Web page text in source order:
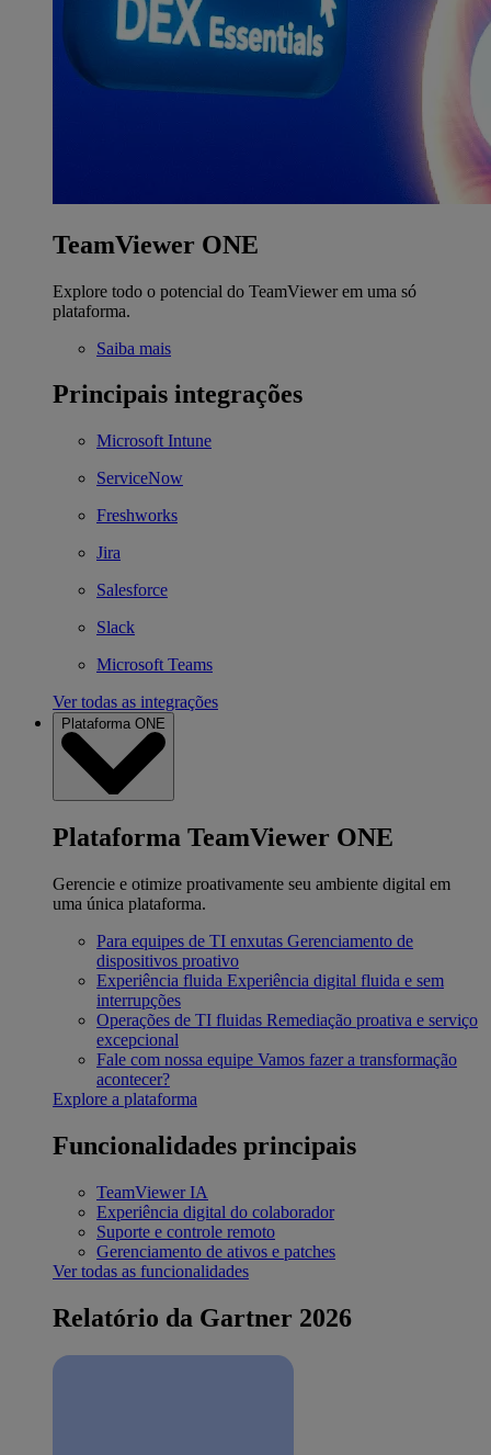
TeamViewer ONE
Explore todo o potencial do TeamViewer em uma só
plataforma.
Saiba mais
Principais integrações
Microsoft Intune
ServiceNow
Freshworks
Jira
Salesforce
Slack
Microsoft Teams
Ver todas as integrações
Plataforma ONE
Plataforma TeamViewer ONE
Gerencie e otimize proativamente seu ambiente digital em
uma única plataforma.
Para equipes de TI enxutas Gerenciamento de
dispositivos proativo
Experiência fluida Experiência digital fluida e sem
interrupções
Operações de TI fluidas Remediação proativa e serviço
excepcional
Fale com nossa equipe Vamos fazer a transformação
acontecer?
Explore a plataforma
Funcionalidades principais
TeamViewer IA
Experiência digital do colaborador
Suporte e controle remoto
Gerenciamento de ativos e patches
Ver todas as funcionalidades
Relatório da Gartner 2026